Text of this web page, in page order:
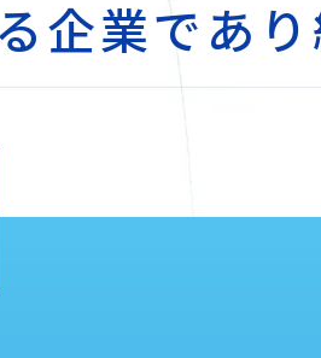
企業であ